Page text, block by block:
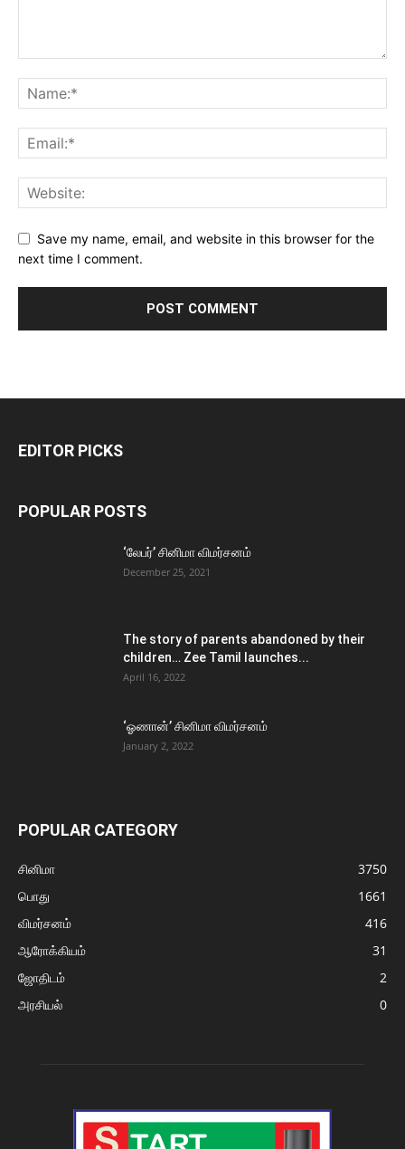
Save my name, email, and website in this browser for the
next time I comment.
EDITOR PICKS
POPULAR POSTS
‘லேபர்’ சினிமா விமர்சனம்
December 25, 2021
The story of parents abandoned by their
children… Zee Tamil launches...
April 16, 2022
‘ஓணான்’ சினிமா விமர்சனம்
January 2, 2022
POPULAR CATEGORY
சினிமா
3750
பொது
1661
விமர்சனம்
416
ஆரோக்கியம்
31
ஜோதிடம்
2
அரசியல்
0